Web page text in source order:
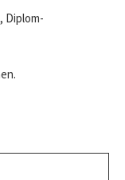
Diplom-